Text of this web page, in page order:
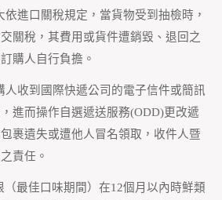
依進口關稅規定，當貨物受到抽檢時，
關稅，其費用或貨件遭銷毀、退回之
購人自行負擔。
人收到國際快遞公司的電子信件或簡訊
進而操作自選遞送服務(ODD)更改遞
裹遺失或遭他人冒名領取，收件人暨
責任。
（最佳口味期間）在12個月以內時鮮類